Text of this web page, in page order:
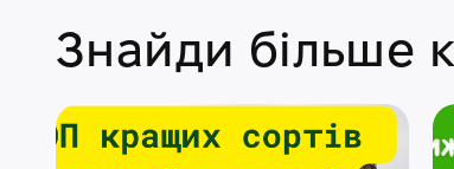
Знайди більше